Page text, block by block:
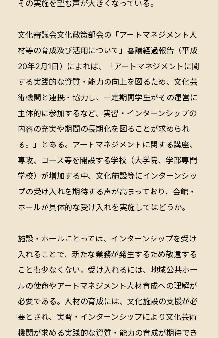
その実施を望む声が大きくなっている。
文化審議会文化政策部会の「アートマネジメント人
材等の育成及び活用について」審議経過報告（平成
20年2月1日）によれば、「アートマネジメントに関
する実践的な資質・能力の向上を図るため、文化芸
術機関と連携・協力し、一定期間学生がその運営に
主体的に参加するなど、実習・インターンシップの
内容の充実や期間の長期化を図ることが求められ
る。」とある。アートマネジメントに関する講座、
専攻、コース等を開設する学校（大学院、学部専門
学校）が増加する中、文化施設等にインターンシッ
プの受け入れを期待する声が高まっており、会館・
ホールが具体的な受け入れを実施してはどうか。
施設・ホールにとっては、インターンシップを受け
入れることで、新たな業務が発生するため敬遠する
ことも少なくない。受け入れるには、地域公共ホー
ルの使命やアートマネジメント人材育成への理解が
必要である。人材の育成には、文化施設の支援が必
要とされ、実習・インターンシップにより文化芸術
機関が求める実践的な資質・能力の育成が期待でき